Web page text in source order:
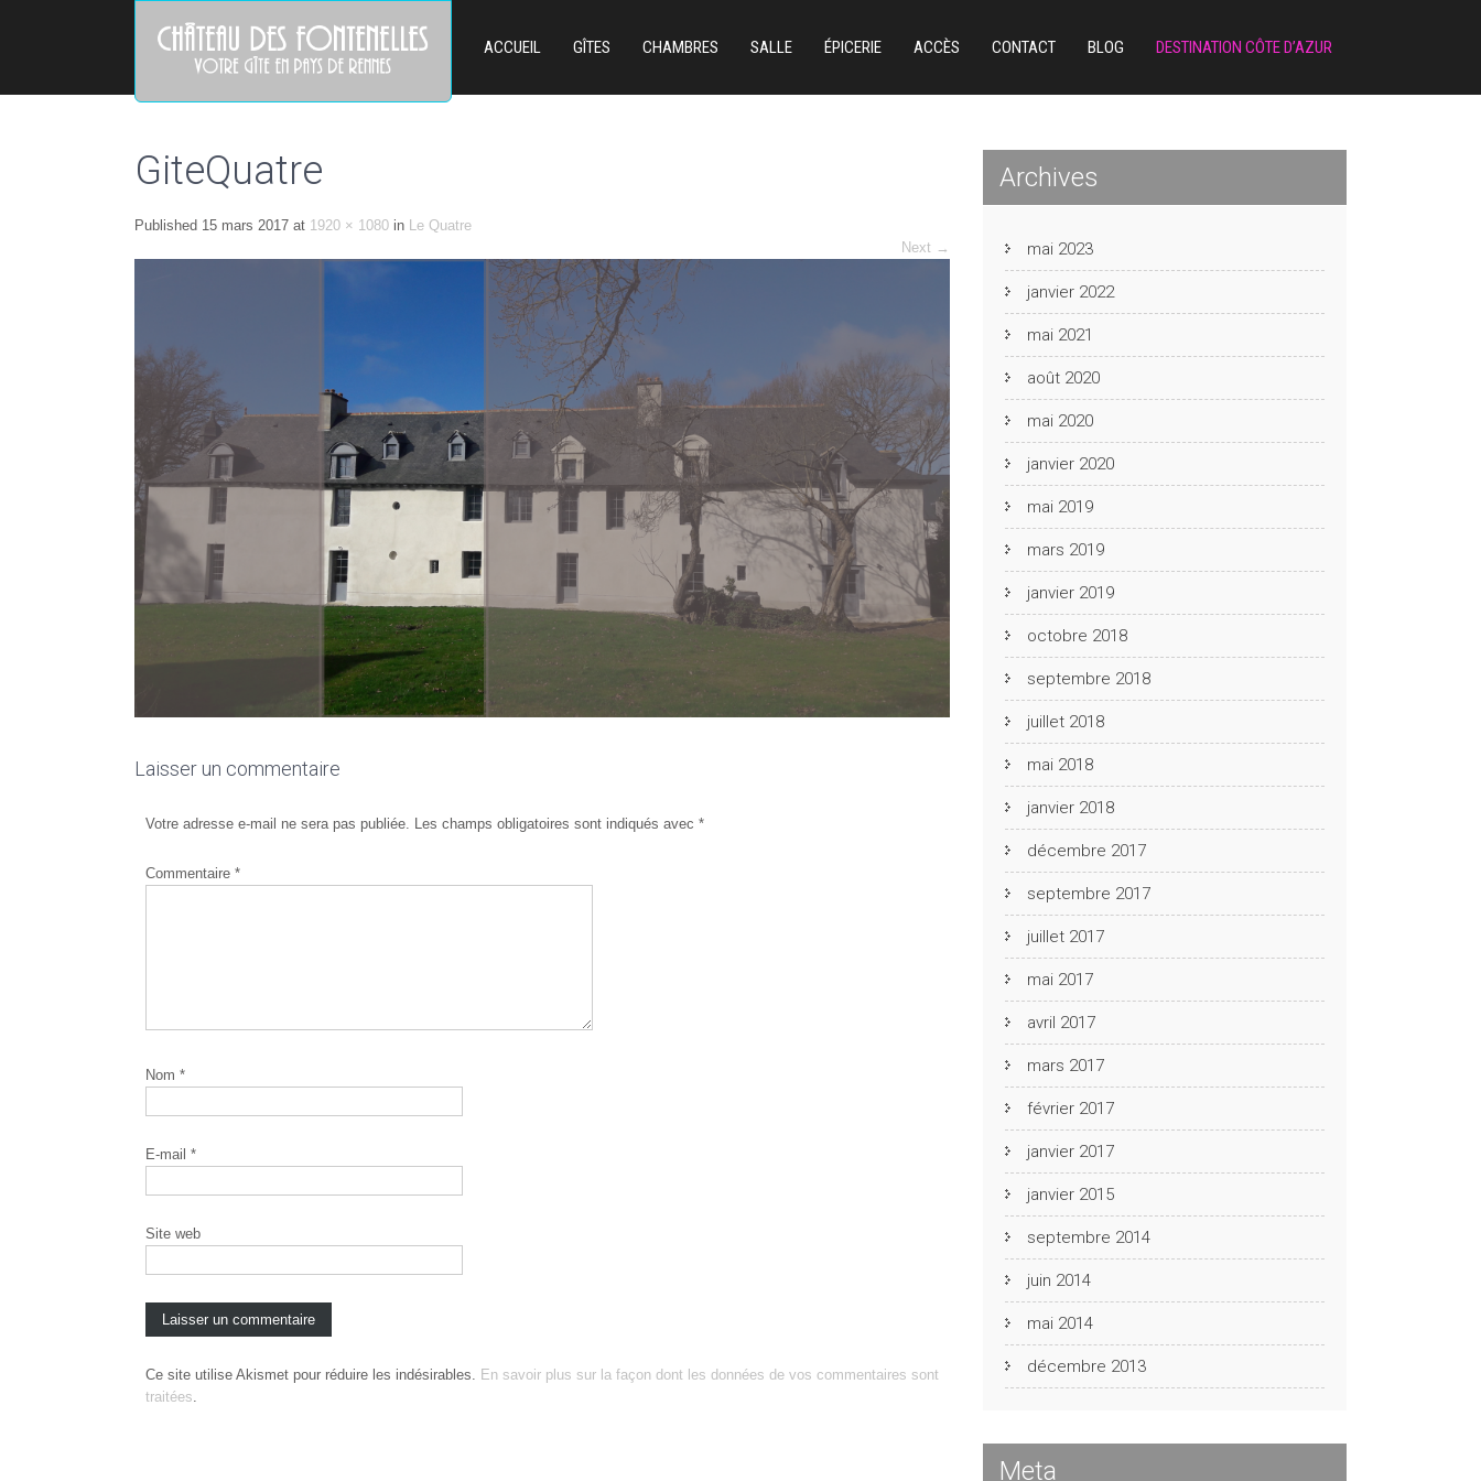
ACCUEIL GÎTES CHAMBRES SALLE ÉPICERIE ACCÈS CONTACT BLOG DESTINATION CÔTE D’AZUR
GiteQuatre
Published 15 mars 2017 at 1920 × 1080 in Le Quatre
Next →
Laisser un commentaire
Votre adresse e-mail ne sera pas publiée. Les champs obligatoires sont indiqués avec *
Commentaire *
Nom *
E-mail *
Site web
Ce site utilise Akismet pour réduire les indésirables. En savoir plus sur la façon dont les données de vos commentaires sont
traitées.
Archives
mai 2023
janvier 2022
mai 2021
août 2020
mai 2020
janvier 2020
mai 2019
mars 2019
janvier 2019
octobre 2018
septembre 2018
juillet 2018
mai 2018
janvier 2018
décembre 2017
septembre 2017
juillet 2017
mai 2017
avril 2017
mars 2017
février 2017
janvier 2017
janvier 2015
septembre 2014
juin 2014
mai 2014
décembre 2013
Meta